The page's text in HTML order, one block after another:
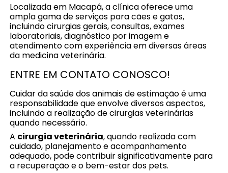
Localizada em Macapá, a clínica oferece uma
ampla gama de serviços para cães e gatos,
incluindo cirurgias gerais, consultas, exames
laboratoriais, diagnóstico por imagem e
atendimento com experiência em diversas áreas
da medicina veterinária.
ENTRE EM CONTATO CONOSCO!
Cuidar da saúde dos animais de estimação é uma
responsabilidade que envolve diversos aspectos,
incluindo a realização de cirurgias veterinárias
quando necessário.
A cirurgia veterinária, quando realizada com
cuidado, planejamento e acompanhamento
adequado, pode contribuir significativamente para
a recuperação e o bem-estar dos pets.